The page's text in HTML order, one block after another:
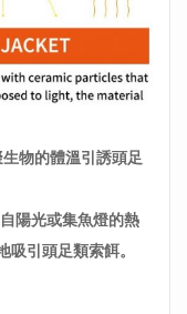
物的體溫引誘頭足
陽光或集魚燈的熱
引頭足類索餌。